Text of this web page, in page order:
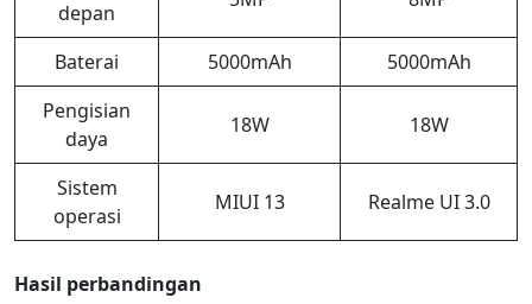
depan
Baterai 5000mAh
5000mAh
Pengisian
daya
18W 18W
Sistem
operasi
MIUI 13 Realme UI 3.0
Hasil perbandingan